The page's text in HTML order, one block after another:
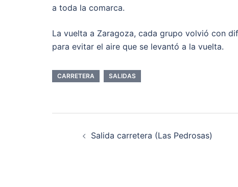
a toda la comarca.
La vuelta a Zaragoza, cada grupo volvió con
para evitar el aire que se levantó a la vuelta.
CARRETERA SALIDAS
Navegación
Salida carretera (Las Pedrosas)